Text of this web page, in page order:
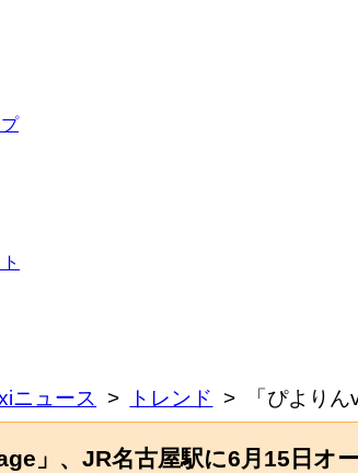
ニュース トレンド 「ぴより
」、JR名古屋駅に6月15日